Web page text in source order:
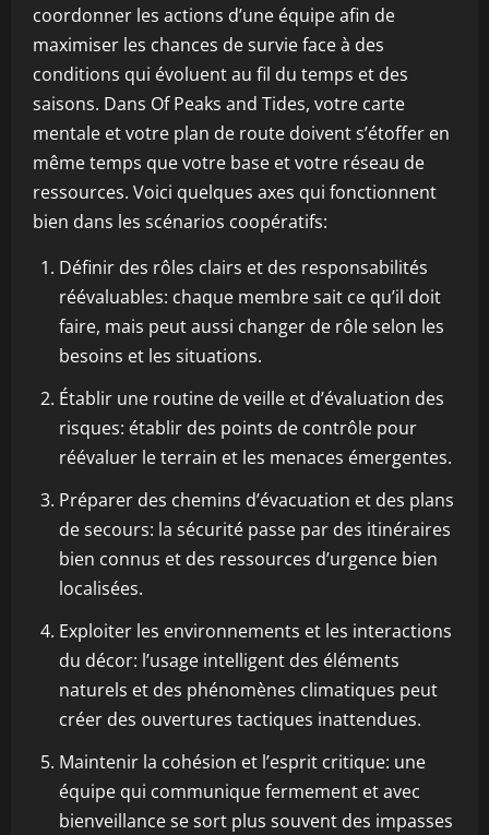
coordonner les actions d’une équipe afin de
maximiser les chances de survie face à des
conditions qui évoluent au fil du temps et des
saisons. Dans Of Peaks and Tides, votre carte
mentale et votre plan de route doivent s’étoffer en
même temps que votre base et votre réseau de
ressources. Voici quelques axes qui fonctionnent
bien dans les scénarios coopératifs:
Définir des rôles clairs et des responsabilités
réévaluables: chaque membre sait ce qu’il doit
faire, mais peut aussi changer de rôle selon les
besoins et les situations.
Établir une routine de veille et d’évaluation des
risques: établir des points de contrôle pour
réévaluer le terrain et les menaces émergentes.
Préparer des chemins d’évacuation et des plans
de secours: la sécurité passe par des itinéraires
bien connus et des ressources d’urgence bien
localisées.
Exploiter les environnements et les interactions
du décor: l’usage intelligent des éléments
naturels et des phénomènes climatiques peut
créer des ouvertures tactiques inattendues.
Maintenir la cohésion et l’esprit critique: une
équipe qui communique fermement et avec
bienveillance se sort plus souvent des impasses